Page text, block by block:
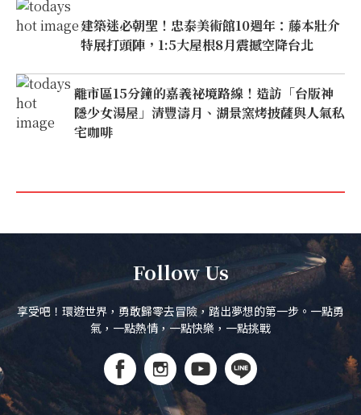
建築迷必朝聖！忠泰美術館10週年：藤本壯介
特展打頭陣，1:5大屋根8月震撼空降台北
離市區15分鐘的嘉義祕境路線！造訪「台版神
隱少女湯屋」清豐濤月、湖景窯烤披薩與人氣私
宅咖啡
Follow Us
享受吧！環遊世界，勇敢歸零去冒險，踏出夢想的第一步。一點勇
氣，一點熱情，一點快樂，一點挑戰